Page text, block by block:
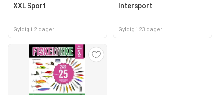
XXL Sport
Gyldig i 2 dager
Intersport
Gyldig i 23 dager